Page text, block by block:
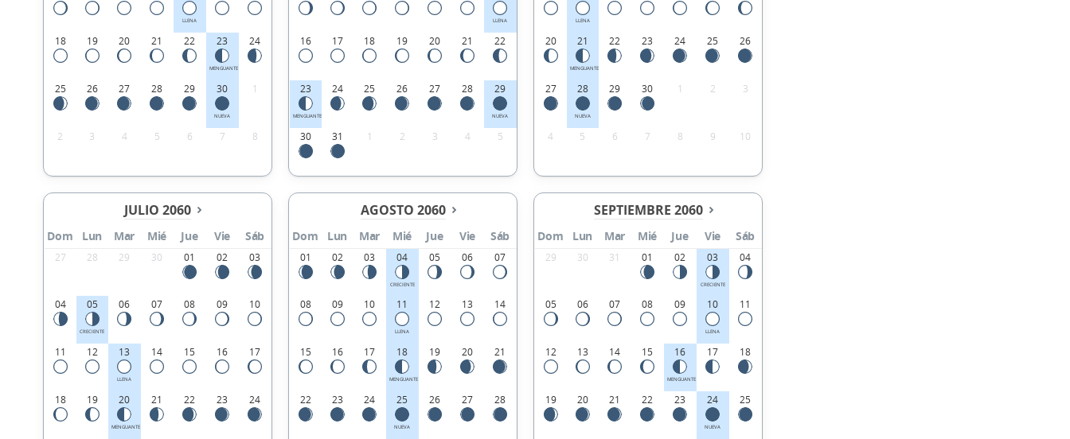
LLENA
18 19 20 21 22 23
MENGUANTE
24
25 26 27 28 29 30
NUEVA
1
2 3 4 5 6 7 8
LLENA
16 17 18 19 20 21 22
23
MENGUANTE
24 25 26 27 28 29
NUEVA
30 31 1 2 3 4 5
LLENA
20 21
MENGUANTE
22 23 24 25 26
27 28
NUEVA
29 30 1 2 3
4 5 6 7 8 9 10
JULIO 2060
Dom Lun Mar Mié Jue Vie Sáb
27 28 29 30 01 02 03
04 05
CRECIENTE
06 07 08 09 10
11 12 13
LLENA
14 15 16 17
18 19 20
MENGUANTE
21 22 23 24
AGOSTO 2060
Dom Lun Mar Mié Jue Vie Sáb
01 02 03 04
CRECIENTE
05 06 07
08 09 10 11
LLENA
12 13 14
15 16 17 18
MENGUANTE
19 20 21
22 23 24 25
NUEVA
26 27 28
SEPTIEMBRE 2060
Dom Lun Mar Mié Jue Vie Sáb
29 30 31 01 02 03
CRECIENTE
04
05 06 07 08 09 10
LLENA
11
12 13 14 15 16
MENGUANTE
17 18
19 20 21 22 23 24
NUEVA
25